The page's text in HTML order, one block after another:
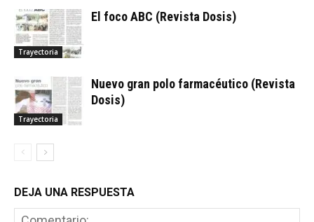
Trayectoria
El foco ABC (Revista Dosis)
Trayectoria
Nuevo gran polo farmacéutico (Revista
Dosis)
DEJA UNA RESPUESTA